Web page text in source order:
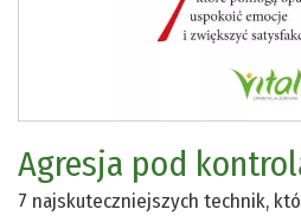
Agresja pod
7 najskuteczniejszych technik,